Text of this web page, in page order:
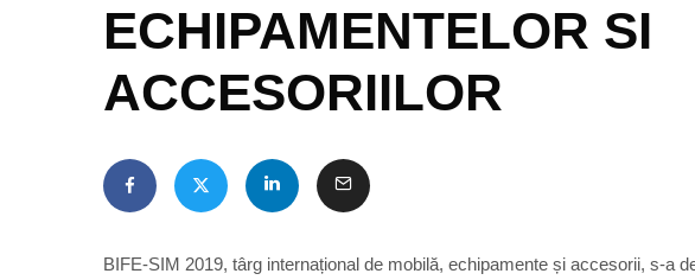
ECHIPAMENTELOR SI
ACCESORIILOR
BIFE-SIM 2019, târg internațional de mobilă, echipamente și accesorii, s-a